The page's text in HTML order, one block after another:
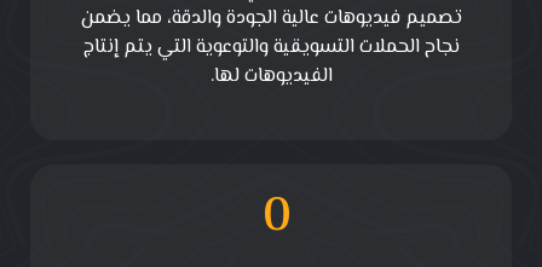
تصميم فيديوهات عالية الجودة والدقة، مما يضمن
نجاح الحملات التسويقية والتوعوية التي يتم إنتاج
الفيديوهات لها.
0